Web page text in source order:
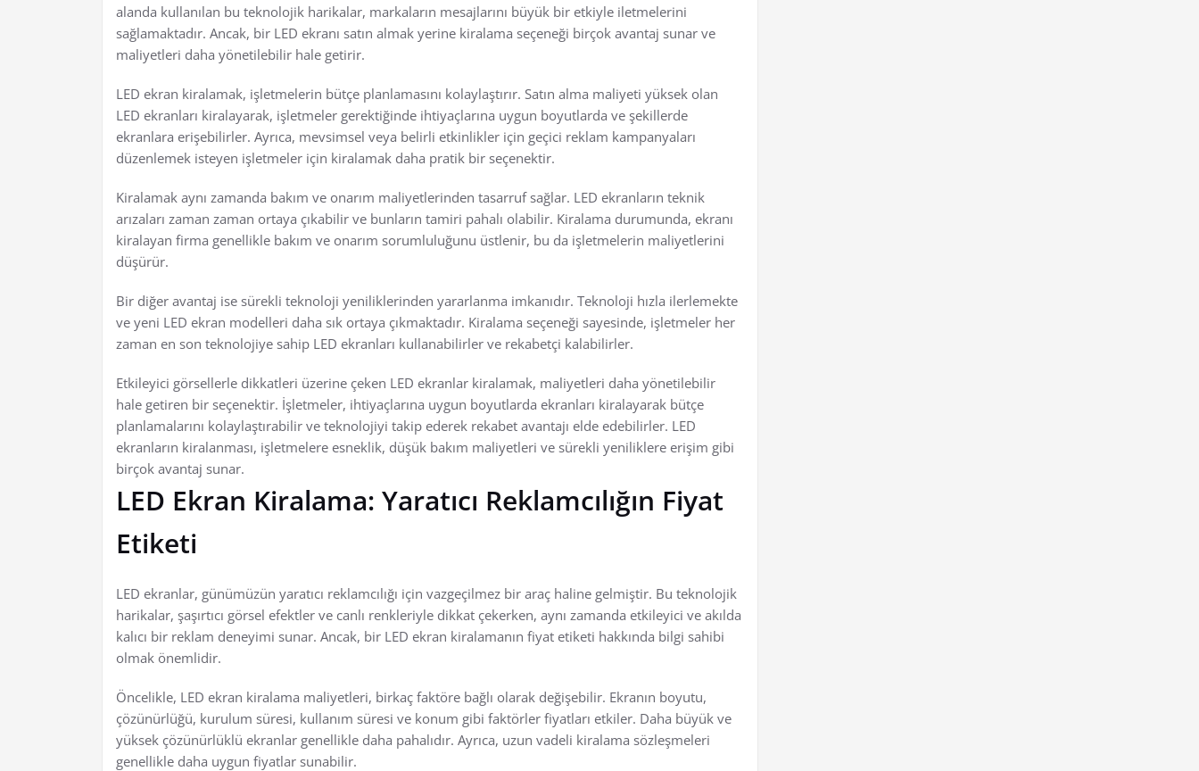
alanda kullanılan bu teknolojik harikalar, markaların mesajlarını büyük bir etkiyle iletmelerini
sağlamaktadır. Ancak, bir LED ekranı satın almak yerine kiralama seçeneği birçok avantaj sunar ve
maliyetleri daha yönetilebilir hale getirir.
LED ekran kiralamak, işletmelerin bütçe planlamasını kolaylaştırır. Satın alma maliyeti yüksek olan
LED ekranları kiralayarak, işletmeler gerektiğinde ihtiyaçlarına uygun boyutlarda ve şekillerde
ekranlara erişebilirler. Ayrıca, mevsimsel veya belirli etkinlikler için geçici reklam kampanyaları
düzenlemek isteyen işletmeler için kiralamak daha pratik bir seçenektir.
Kiralamak aynı zamanda bakım ve onarım maliyetlerinden tasarruf sağlar. LED ekranların teknik
arızaları zaman zaman ortaya çıkabilir ve bunların tamiri pahalı olabilir. Kiralama durumunda, ekranı
kiralayan firma genellikle bakım ve onarım sorumluluğunu üstlenir, bu da işletmelerin maliyetlerini
düşürür.
Bir diğer avantaj ise sürekli teknoloji yeniliklerinden yararlanma imkanıdır. Teknoloji hızla ilerlemekte
ve yeni LED ekran modelleri daha sık ortaya çıkmaktadır. Kiralama seçeneği sayesinde, işletmeler her
zaman en son teknolojiye sahip LED ekranları kullanabilirler ve rekabetçi kalabilirler.
Etkileyici görsellerle dikkatleri üzerine çeken LED ekranlar kiralamak, maliyetleri daha yönetilebilir
hale getiren bir seçenektir. İşletmeler, ihtiyaçlarına uygun boyutlarda ekranları kiralayarak bütçe
planlamalarını kolaylaştırabilir ve teknolojiyi takip ederek rekabet avantajı elde edebilirler. LED
ekranların kiralanması, işletmelere esneklik, düşük bakım maliyetleri ve sürekli yeniliklere erişim gibi
birçok avantaj sunar.
LED Ekran Kiralama: Yaratıcı Reklamcılığın Fiyat
Etiketi
LED ekranlar, günümüzün yaratıcı reklamcılığı için vazgeçilmez bir araç haline gelmiştir. Bu teknolojik
harikalar, şaşırtıcı görsel efektler ve canlı renkleriyle dikkat çekerken, aynı zamanda etkileyici ve akılda
kalıcı bir reklam deneyimi sunar. Ancak, bir LED ekran kiralamanın fiyat etiketi hakkında bilgi sahibi
olmak önemlidir.
Öncelikle, LED ekran kiralama maliyetleri, birkaç faktöre bağlı olarak değişebilir. Ekranın boyutu,
çözünürlüğü, kurulum süresi, kullanım süresi ve konum gibi faktörler fiyatları etkiler. Daha büyük ve
yüksek çözünürlüklü ekranlar genellikle daha pahalıdır. Ayrıca, uzun vadeli kiralama sözleşmeleri
genellikle daha uygun fiyatlar sunabilir.